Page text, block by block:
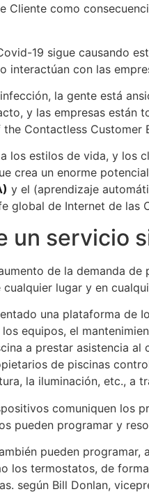
Cliente como
19 sigue causando
interactúan con las
la gente está
y las empresas están
Contactless Customer
los estilos de vida, y los
crea un enorme
y el (aprendizaje
global de Internet de las
un servicio
de la demanda
lugar y en
una plataforma de
equipos, el
a prestar asistencia
de piscinas
la iluminación, etc., a
comuniquen los
pueden programar y
pueden
los termostatos, de
según Bill Donlan,